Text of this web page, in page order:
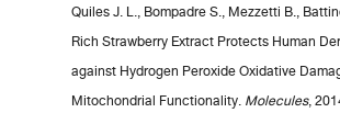
Quiles J. L., Bompadre S., Mezzetti B.,
Rich Strawberry Extract Protects Human
against Hydrogen Peroxide Oxidative
Mitochondrial Functionality. Molecules,